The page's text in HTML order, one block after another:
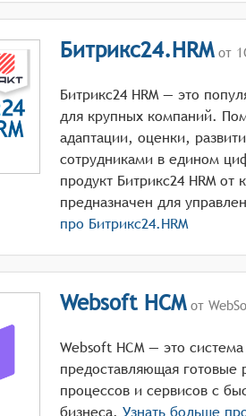
Битрикс24.HRMот
Битрикс24 HRM — это
для крупных компаний.
адаптации, оценки,
сотрудниками в едином
продукт Битрикс24 HRM
про Битрикс24.HRM
Websoft HCMот
Websoft HCM — это
предоставляющая готовые
процессов и сервисов с
бизнеса. Узнать больше